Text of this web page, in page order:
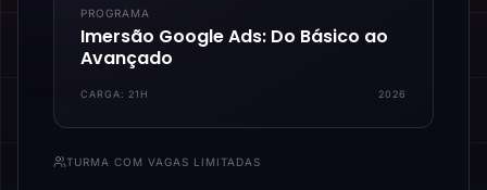
PROGRAMA
Imersão Google Ads: Do Básico ao
Avançado
CARGA: 21H 2026
TURMA COM VAGAS LIMITADAS